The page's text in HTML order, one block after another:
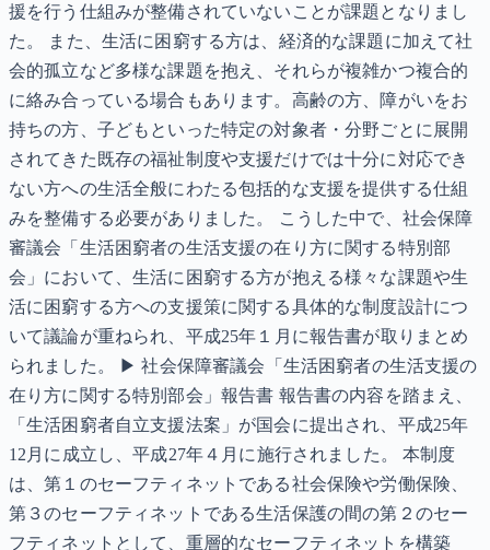
援を行う仕組みが整備されていないことが課題となりまし
た。 また、生活に困窮する方は、経済的な課題に加えて社
会的孤立など多様な課題を抱え、それらが複雑かつ複合的
に絡み合っている場合もあります。高齢の方、障がいをお
持ちの方、子どもといった特定の対象者・分野ごとに展開
されてきた既存の福祉制度や支援だけでは十分に対応でき
ない方への生活全般にわたる包括的な支援を提供する仕組
みを整備する必要がありました。 こうした中で、社会保障
審議会「生活困窮者の生活支援の在り方に関する特別部
会」において、生活に困窮する方が抱える様々な課題や生
活に困窮する方への支援策に関する具体的な制度設計につ
いて議論が重ねられ、平成25年１月に報告書が取りまとめ
られました。 ▶ 社会保障審議会「生活困窮者の生活支援の
在り方に関する特別部会」報告書 報告書の内容を踏まえ、
「生活困窮者自立支援法案」が国会に提出され、平成25年
12月に成立し、平成27年４月に施行されました。 本制度
は、第１のセーフティネットである社会保険や労働保険、
第３のセーフティネットである生活保護の間の第２のセー
フティネットとして、重層的なセーフティネットを構築